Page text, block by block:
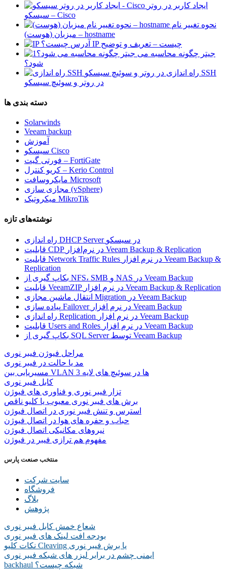
ایجاد کاربر در روتر
سیسکو – Cisco
نحوه تغییر نام
میزبان (هوست) – hostname
آدرس IP چیست – تعریف و توضیح
جیتر چگونه محاسبه می
شود؟
راه اندازی SSH
در روتر و سوئیچ سیسکو
دسته بندی ها
Solarwinds
Veeam backup
آموزش
سیسکو Cisco
فورتی گیت – FortiGate
کریو کنترل – Kerio Control
مایکروسافت Microsoft
مجازی سازی (vSphere)
میکروتیک MikroTik
نوشته‌های تازه
راه اندازی DHCP Server در سیسکو
قابلیت CDP در نرم‌افزار Veeam Backup & Replication
قابلیت Network Traffic Rules در نرم افزار Veeam Backup &
Replication
بکاپ گیری از NFS، SMB و NAS در Veeam Backup
قابلیت VeeamZIP در نرم افزار Veeam Backup & Replication
انتقال ماشین مجازی Migration در Veeam Backup
پیاده سازی Failover در نرم افزار Veeam Backup
راه اندازی Replication در نرم افزار Veeam Backup
قابلیت Users and Roles در نرم افزار Veeam Backup
بکاپ گیری از SQL Server توسط Veeam Backup
مراحل فیوژن فیبر نوری
مد یا حالت در فیبر نوری
مسیریابی بین VLAN ها در سوئیچ های لایه 3
کابل فیبر نوری
تزار فیبر نوری و فناوری های فیوژن
برش های فیبر نوری معیوب یا کلیو ناقص
استرس و تنش فیبر نوری در اتصال فیوژن
حباب و حفره‌ های هوا در اتصال فیوژن
نیروهای مکانیکی اتصال فیوژن
مفهوم هم ترازی فیبر در فیوژن
منتخب صنعت پارس
سایت شرکت
فروشگاه
بلاگ
پژوهش
شعاع خمش کابل فیبر نوری
بودجه افت لینک های فیبر نوری
نکات کلیو Cleaving یا برش فیبر نوری
ایمنی چشم در برابر لیزر های شبکه فیبر نوری
backhaul شبکه چیست؟